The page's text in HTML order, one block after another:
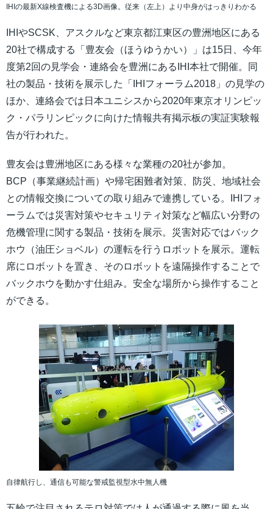
IHIの最新X線検査機による3D画像。従来（左上）より中身がはっきりわかる
IHIやSCSK、アスクルなど東京都江東区の豊洲地区にある
20社で構成する「豊友会（ほうゆうかい）」は15日、今年
度第2回の見学会・連絡会を豊洲にあるIHI本社で開催。同
社の製品・技術を展示した「IHIフォーラム2018」の見学の
ほか、連絡会では日本ユニシスから2020年東京オリンピッ
ク・パラリンピックに向けた情報共有掲示板の実証実験報
告が行われた。
豊友会は豊洲地区にある様々な業種の20社が参加。
BCP（事業継続計画）や帰宅困難者対策、防災、地域社会
との情報交換についての取り組みで連携している。IHIフォ
ーラムでは災害対策やセキュリティ対策など幅広い分野の
危機管理に関する製品・技術を展示。災害対応ではバック
ホウ（油圧ショベル）の運転を行うロボットを展示。運転
席にロボットを置き、そのロボットを遠隔操作することで
バックホウを動かす仕組み。安全な場所から操作すること
ができる。
自律航行し、通信も可能な警戒監視型水中無人機